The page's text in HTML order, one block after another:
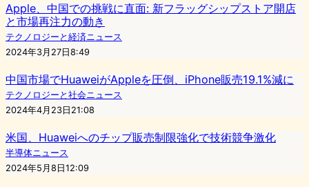
Apple、中国での挑戦に直面: 新フラッグシップストア開店
と市場再注力の動き
テクノロジーと経済ニュース
2024年3月27日8:49
中国市場でHuaweiがAppleを圧倒、iPhone販売19.1%減に
テクノロジーと社会ニュース
2024年4月23日21:08
米国、Huaweiへのチップ販売制限強化で技術競争激化
半導体ニュース
2024年5月8日12:09